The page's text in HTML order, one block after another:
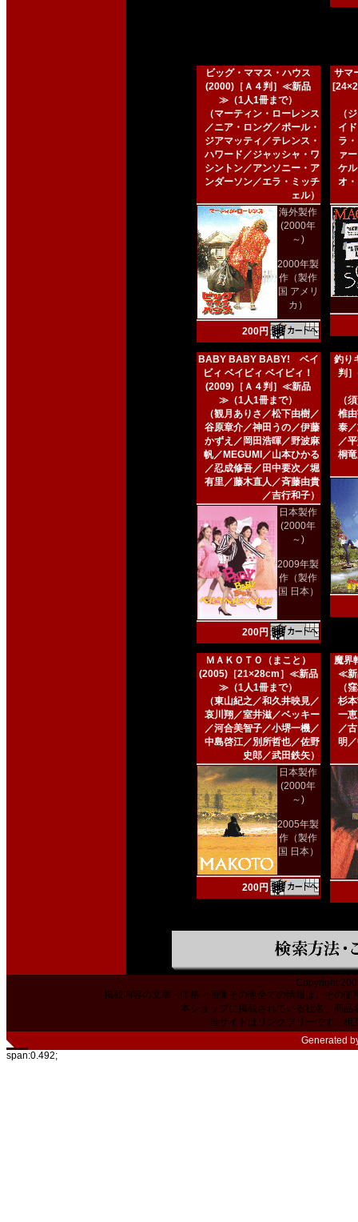
ビッグ・ママス・ハウス
(2000)［Ａ４判］≪新品
≫（1人1冊まで）
（マーティン・ローレンス
／ニア・ロング／ポール・
ジアマッティ／テレンス・
ハワード／ジャッシャ・ワ
シントン／アンソニー・ア
ンダーソン／エラ・ミッチ
ェル）
海外製作
(2000年
～)
2000年製
作（製作
国 アメリ
カ）
200円
サマ
（
イ
ラ
ァ
ケ
オ
BABY BABY BABY! ベイ
ビィ ベイビィ ベイビィ！
(2009)［Ａ４判］≪新品
≫（1人1冊まで）
（観月ありさ／松下由樹／
谷原章介／神田うの／伊藤
かずえ／岡田浩暉／野波麻
帆／MEGUMI／山本ひかる
／忍成修吾／田中要次／堀
有里／藤木直人／斉藤由貴
／吉行和子）
日本製作
(2000年
～)
2009年製
作（製作
国 日本）
200円
釣り
判
（
椎
泰
／
桐
ＭＡＫＯＴＯ（まこと）
(2005)［21×28cm］≪新品
≫（1人1冊まで）
（東山紀之／和久井映見／
哀川翔／室井滋／ベッキー
／河合美智子／小堺一機／
中島啓江／別所哲也／佐野
史郎／武田鉄矢）
日本製作
(2000年
～)
2005年製
作（製作
国 日本）
200円
魔界
≪新
（
杉
一
／
明
Copyright
掲載内容の文章・価格・画像その他全ての情報は、その
本ショップに掲載されている社名、商
当サイトはリンクフリーです。相
Generated
span:0.492;